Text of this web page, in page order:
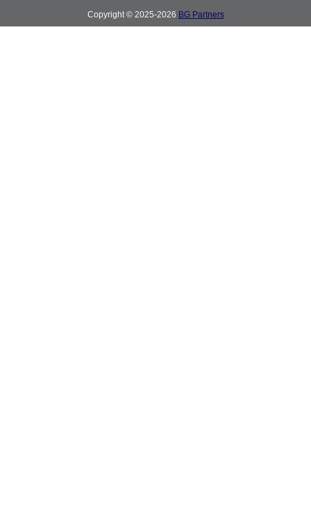
Copyright © 2025-2026 BG Partners